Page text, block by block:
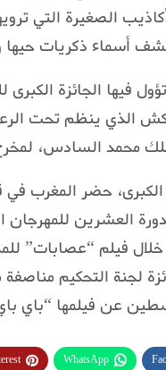
الصغيرة التي
أسماء ذكريات حيها
فيها الجائزة الكبرى
الذي ينظم تحت
محمد السادس،
حضر المغرب في
العشرين للمهرجان
فيلم “عصابات”
لجنة التحكيم
عن فيلمها “باي
WhatsApp